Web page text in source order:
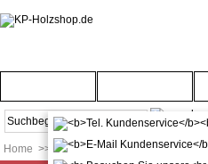
Home >> Türenwelt >> Türen nach